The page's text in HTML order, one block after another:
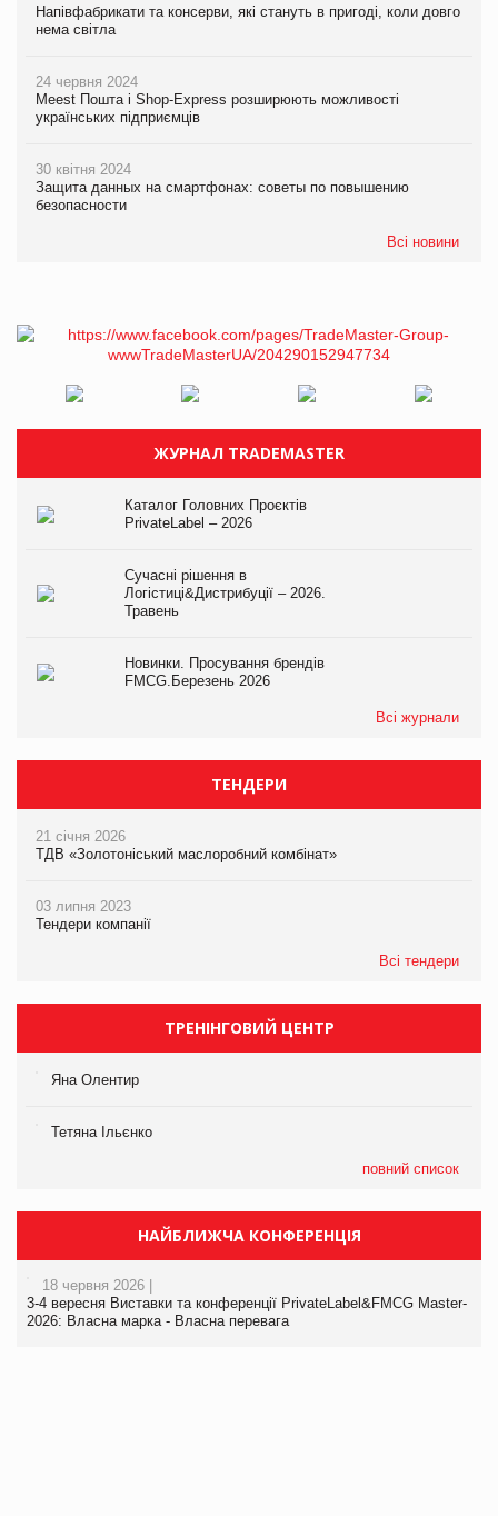
Напівфабрикати та консерви, які стануть в пригоді, коли довго
нема світла
24 червня 2024
Meest Пошта і Shop-Express розширюють можливості
українських підприємців
30 квітня 2024
Защита данных на смартфонах: советы по повышению
безопасности
Всі новини
ЖУРНАЛ TRADEMASTER
Каталог Головних Проєктів
PrivateLabel – 2026
Сучасні рішення в
Логістиці&Дистрибуції – 2026.
Травень
Новинки. Просування брендів
FMCG.Березень 2026
Всі журнали
ТЕНДЕРИ
21 січня 2026
ТДВ «Золотоніський маслоробний комбінат»
03 липня 2023
Тендери компанії
Всі тендери
ТРЕНІНГОВИЙ ЦЕНТР
Яна Олентир
Тетяна Ільєнко
повний список
НАЙБЛИЖЧА КОНФЕРЕНЦІЯ
18 червня 2026 |
3-4 вересня Виставки та конференції PrivateLabel&FMCG Master-
2026: Власна марка - Власна перевага